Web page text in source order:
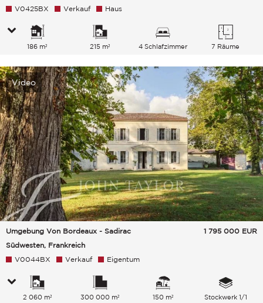
V0425BX Verkauf Haus
186 m² 215 m² 4 Schlafzimmer 7 Räume
Video
Umgebung Von Bordeaux - Sadirac
Südwesten, Frankreich
1 795 000 EUR
V0044BX Verkauf Eigentum
2 060 m² 300 000 m² 150 m² Stockwerk 1/1